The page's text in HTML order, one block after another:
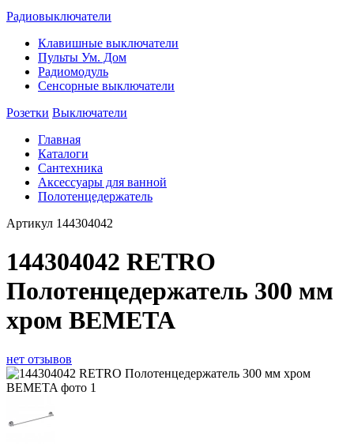
Радиовыключатели
Клавишные выключатели
Пульты Ум. Дом
Радиомодуль
Сенсорные выключатели
Розетки Выключатели
Главная
Каталоги
Сантехника
Аксессуары для ванной
Полотенцедержатель
Артикул 144304042
144304042 RETRO
Полотенцедержатель 300 мм
хром BEMETA
нет отзывов